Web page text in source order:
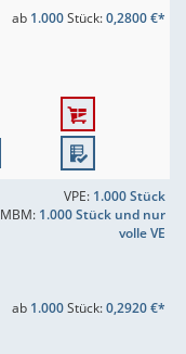
ab 1.000Stück:0,2800 €*
VPE: 1.000 Stück
MBM: 1.000 Stück und nur
volle VE
ab 1.000Stück:0,2920 €*